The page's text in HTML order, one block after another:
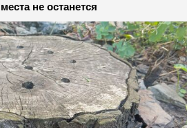
не останется